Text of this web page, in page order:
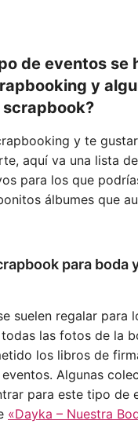
de eventos se
y
y te
aquí va una lista
para los que
álbumes que
para boda
suelen regalar para
las fotos de la
los libros de
Algunas
para este tipo de
«Dayka – Nuestra